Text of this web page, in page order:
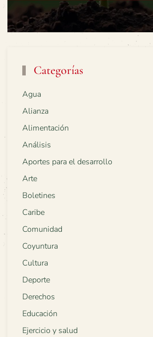
Categorías
Agua
Alianza
Alimentación
Análisis
Aportes para el desarrollo
Arte
Boletines
Caribe
Comunidad
Coyuntura
Cultura
Deporte
Derechos
Educación
Ejercicio y salud